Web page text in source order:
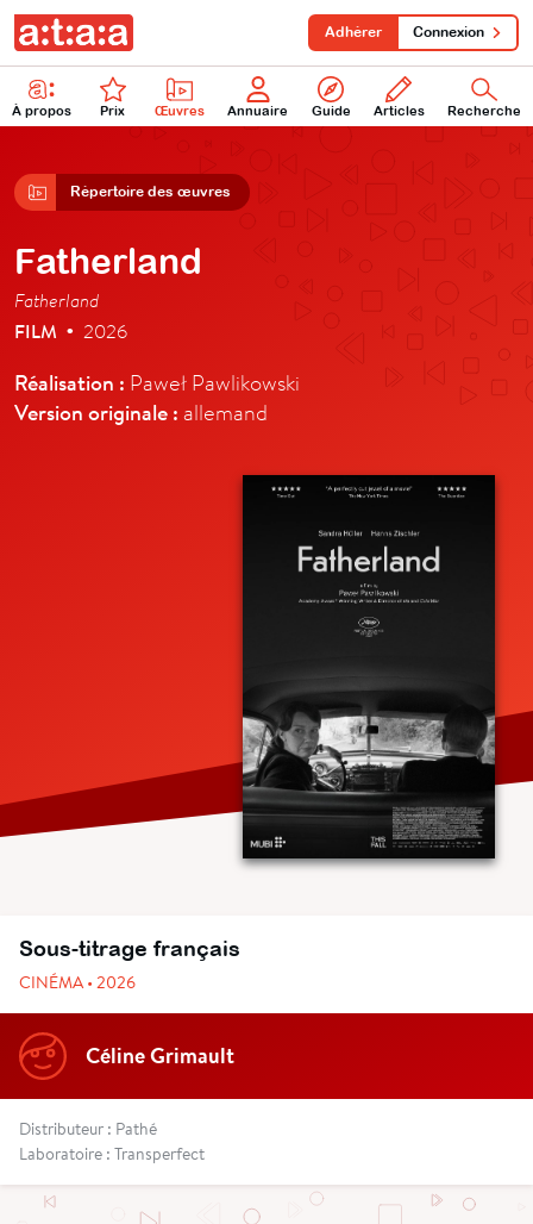
À propos Prix Œuvres Annuaire Guide Articles Recherche
Adhérer Connexion
Répertoire des œuvres
Fatherland
Fatherland
FILM • 2026
Réalisation : Paweł Pawlikowski
Version originale : allemand
Sous-titrage français
CINÉMA • 2026
Céline Grimault
Distributeur : Pathé
Laboratoire : Transperfect